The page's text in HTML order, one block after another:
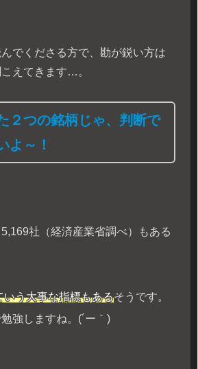
でくださる方で、勘が鋭い方は
えてきます…。
２つの銘柄じゃ、判断で
よ～！
社（経済産業省調べ）もある
いう大事な指標もあるそうです。
強しますね。(´ー｀)